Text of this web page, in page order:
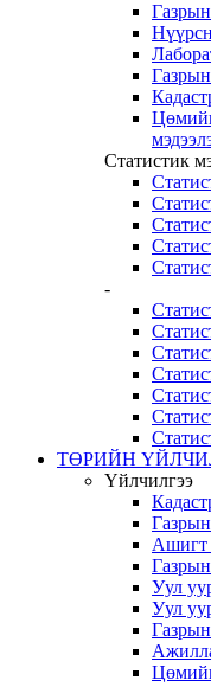
Статистик
-
ТӨРИЙН
Үйлчилгээ
Ашигт
Уул
Уул